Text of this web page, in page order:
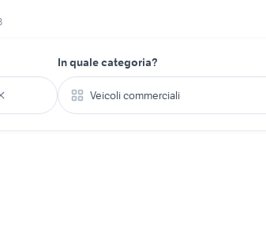
In quale categoria?
Veicoli commerciali